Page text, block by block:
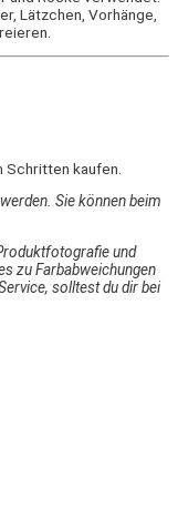
Lätzchen, Vorhänge,
Schritten kaufen.
Sie können beim
und
zu Farbabweichungen
solltest du dir bei